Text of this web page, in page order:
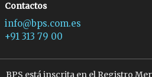
Contactos
info@bps.com.es
+91 313 79 00
BPS está inscrita en el Registro